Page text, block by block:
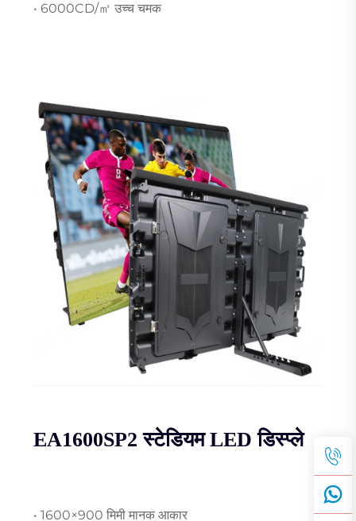
• 6000CD/㎡ उच्च चमक
EA1600SP2 स्टेडियम LED डिस्प्ले
• 1600×900 मिमी मानक आकार